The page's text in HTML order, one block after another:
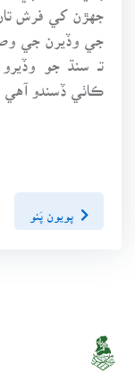
جهڙن کي فرش
جي وڏيرن جي
تـ سنڌ جو
ڪاٺي ڏسندو آهي